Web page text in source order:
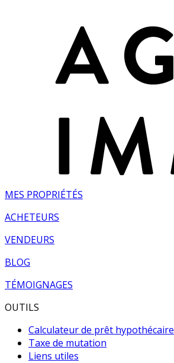
MES PROPRIÉTÉS
ACHETEURS
VENDEURS
BLOG
TÉMOIGNAGES
OUTILS
Calculateur de prêt hypothécaire
Taxe de mutation
Liens utiles